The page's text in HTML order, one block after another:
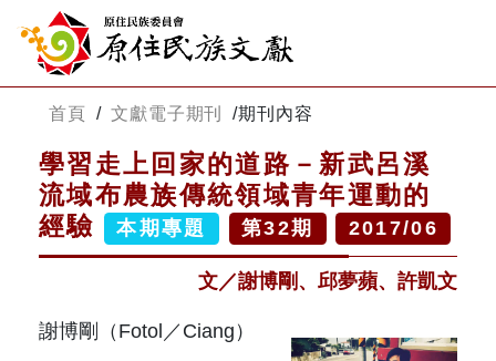
跳到主要內容
網站導覽
客服諮詢
搜
尋
關
鍵
首頁 / 文獻電子期刊 /期刊內容
學習走上回家的道路－新武呂溪
流域布農族傳統領域青年運動的
經驗 本期專題 第32期 2017/06
文／謝博剛、邱夢蘋、許凱文
謝博剛（Fotol／Ciang）